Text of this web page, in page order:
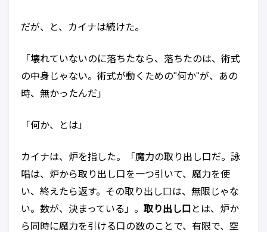
だが、と、カイナは続けた。
「壊れていないのに落ちたなら、落ちたのは、術式
の中身じゃない。術式が動くための"何か"が、あの
時、無かったんだ」
「何か、とは」
カイナは、炉を指した。「魔力の取り出し口だ。詠
唱は、炉から取り出し口を一つ引いて、魔力を使
い、終えたら返す。その取り出し口は、無限じゃな
い。数が、決まっている」。 取り出し口 とは、炉か
ら同時に魔力を引ける口の数のことで、有限で、空